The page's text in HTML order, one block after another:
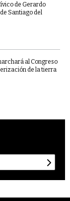
de Gerardo
Santiago del
al Congreso
de la tierra